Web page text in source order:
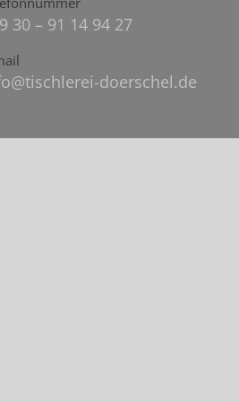
30 – 91 14 94 27
doerschel.de